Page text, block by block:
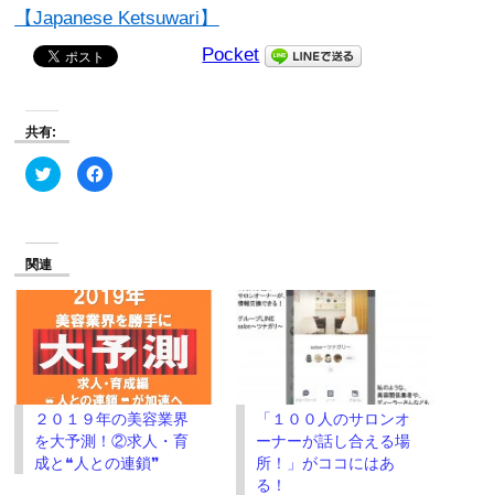
【Japanese Ketsuwari】
Pocket
共有:
ク
リ
Twitter
共
有
し
い
ウ
ィ
ン
ウ
で
開
き
ま
す)
Facebook
で
リ
ッ
ク
し
て
く
だ
さ
い
(新
し
い
ウ
ィ
ン
関連
２０１９年の美容業界
を大予測！②求人・育
成と❝人との連鎖❞
「１００人のサロンオ
ーナーが話し合える場
所！」がココにはあ
る！